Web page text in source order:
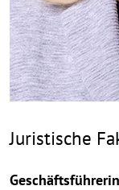
Juristische